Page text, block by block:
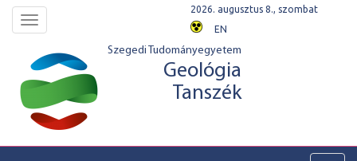
Toggle
navigation
2026. augusztus 8., szombat
EN
Szegedi Tudományegyetem
Geológia
Tanszék